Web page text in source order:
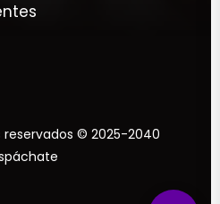
reservados © 2025-2040